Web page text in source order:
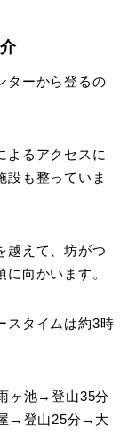
ターから登るの
よるアクセスに
設も整っていま
越えて、坊がつ
向かいます。
スタイムは約3時
ヶ池→登山35分
→登山25分→大